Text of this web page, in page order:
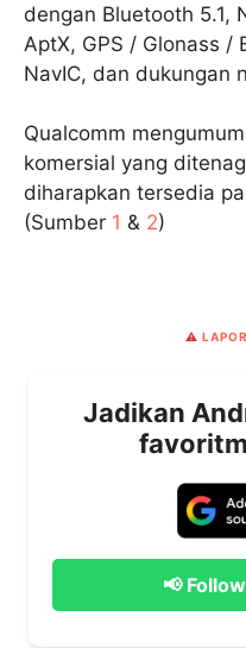
dengan Bluetooth 5.1,
AptX, GPS / Glonass /
NavIC, dan dukungan
Qualcomm
komersial yang
diharapkan tersedia
(Sumber 1 & 2)
⚠️
Jadikan
📢